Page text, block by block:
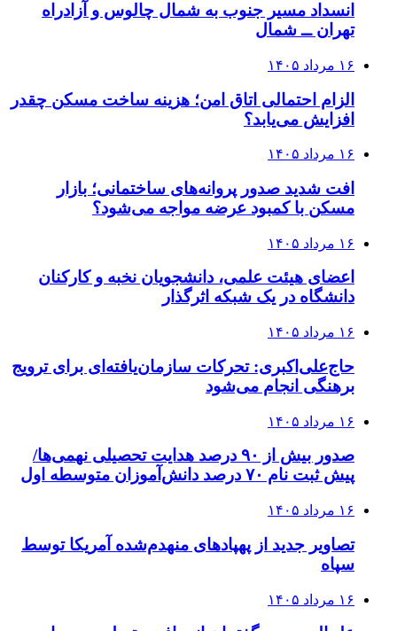
انسداد مسیر جنوب به شمال چالوس و آزادراه
تهران ــ شمال
۱۶ مرداد ۱۴۰۵
الزام احتمالی اتاق امن؛ هزینه ساخت مسکن چقدر
افزایش می‌یابد؟
۱۶ مرداد ۱۴۰۵
افت شدید صدور پروانه‌های ساختمانی؛ بازار
مسکن با کمبود عرضه مواجه می‌شود؟
۱۶ مرداد ۱۴۰۵
اعضای هیئت علمی، دانشجویان نخبه و کارکنان
دانشگاه در یک شبکه‌ اثرگذار
۱۶ مرداد ۱۴۰۵
حاج‌علی‌اکبری: تحرکات سازمان‌یافته‌ای برای ترویج
برهنگی انجام می‌شود
۱۶ مرداد ۱۴۰۵
صدور بیش از ۹۰ درصد هدایت تحصیلی نهمی‌ها/
پیش ثبت نام ۷۰ درصد دانش‌آموزان متوسطه اول
۱۶ مرداد ۱۴۰۵
تصاویر جدید از پهپادهای منهدم‌شده آمریکا توسط
سپاه
۱۶ مرداد ۱۴۰۵